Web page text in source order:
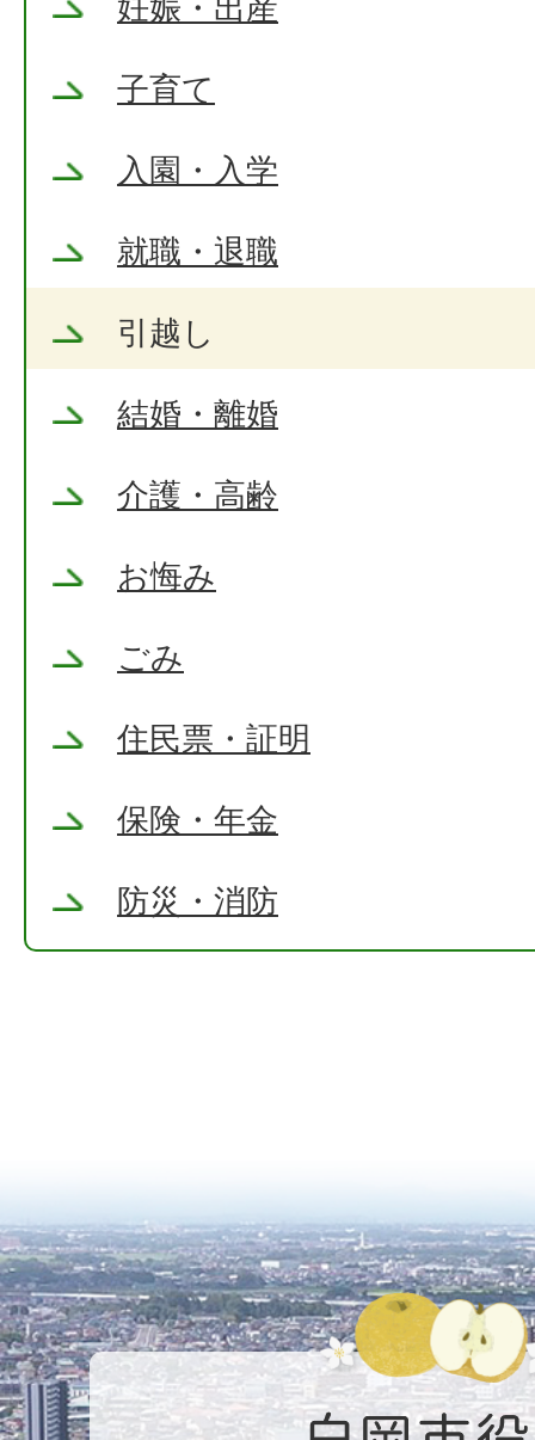
子育て
入園・入学
就職・退職
引越し
結婚・離婚
介護・高齢
お悔み
ごみ
住民票・証明
保険・年金
防災・消防